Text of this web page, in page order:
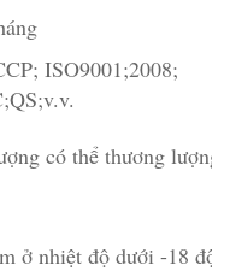
ISO9001;2008;
có thể thương lượng
ở nhiệt độ dưới -18 độ